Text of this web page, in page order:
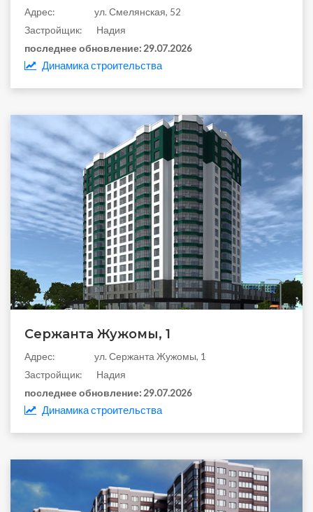
Aдрес:
ул. Смелянская, 52
Застройщик:
Надия
последнее обновление: 29.07.2026
Динамика строительства
Сержанта Жужомы, 1
Aдрес:
ул. Сержанта Жужомы, 1
Застройщик:
Надия
последнее обновление: 29.07.2026
Динамика строительства